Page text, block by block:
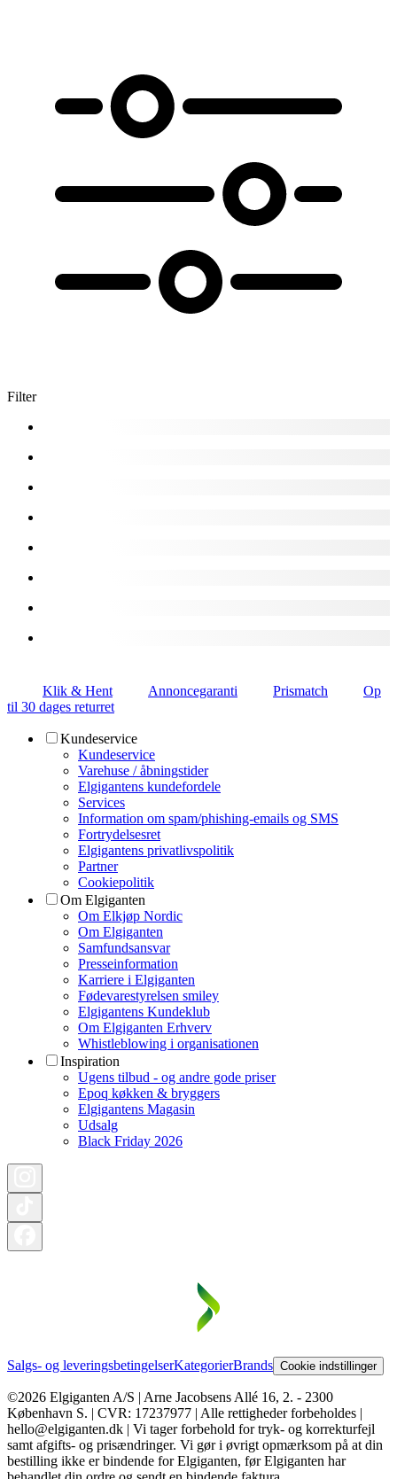
Filter
Klik & Hent Annoncegaranti Prismatch
Op
til 30 dages returret
Kundeservice
Kundeservice
Varehuse / åbningstider
Elgigantens kundefordele
Services
Information om spam/phishing-emails og SMS
Fortrydelsesret
Elgigantens privatlivspolitik
Partner
Cookiepolitik
Om Elgiganten
Om Elkjøp Nordic
Om Elgiganten
Samfundsansvar
Presseinformation
Karriere i Elgiganten
Fødevarestyrelsen smiley
Elgigantens Kundeklub
Om Elgiganten Erhverv
Whistleblowing i organisationen
Inspiration
Ugens tilbud - og andre gode priser
Epoq køkken & bryggers
Elgigantens Magasin
Udsalg
Black Friday 2026
Salgs- og leveringsbetingelserKategorierBrands Cookie indstillinger
©2026 Elgiganten A/S | Arne Jacobsens Allé 16, 2. - 2300
København S. | CVR: 17237977 | Alle rettigheder forbeholdes |
hello@elgiganten.dk | Vi tager forbehold for tryk- og korrekturfejl
samt afgifts- og prisændringer. Vi gør i øvrigt opmærksom på at din
bestilling ikke er bindende for Elgiganten, før Elgiganten har